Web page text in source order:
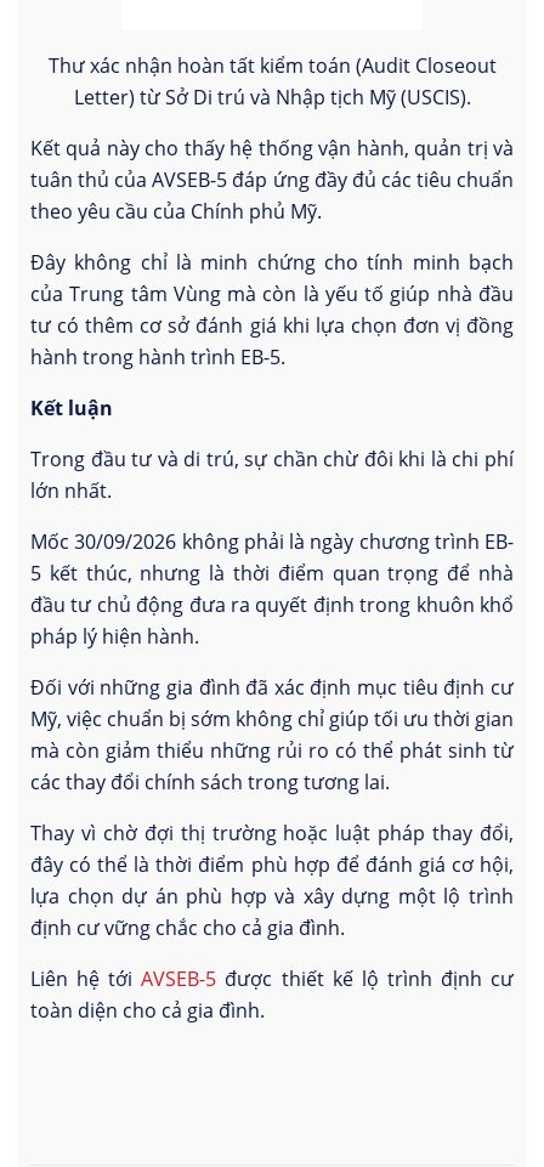
Thư xác nhận hoàn tất kiểm toán (Audit Closeout
Letter) từ Sở Di trú và Nhập tịch Mỹ (USCIS).
Kết quả này cho thấy hệ thống vận hành, quản trị và
tuân thủ của AVSEB-5 đáp ứng đầy đủ các tiêu chuẩn
theo yêu cầu của Chính phủ Mỹ.
Đây không chỉ là minh chứng cho tính minh bạch
của Trung tâm Vùng mà còn là yếu tố giúp nhà đầu
tư có thêm cơ sở đánh giá khi lựa chọn đơn vị đồng
hành trong hành trình EB-5.
Kết luận
Trong đầu tư và di trú, sự chần chừ đôi khi là chi phí
lớn nhất.
Mốc 30/09/2026 không phải là ngày chương trình EB-
5 kết thúc, nhưng là thời điểm quan trọng để nhà
đầu tư chủ động đưa ra quyết định trong khuôn khổ
pháp lý hiện hành.
Đối với những gia đình đã xác định mục tiêu định cư
Mỹ, việc chuẩn bị sớm không chỉ giúp tối ưu thời gian
mà còn giảm thiểu những rủi ro có thể phát sinh từ
các thay đổi chính sách trong tương lai.
Thay vì chờ đợi thị trường hoặc luật pháp thay đổi,
đây có thể là thời điểm phù hợp để đánh giá cơ hội,
lựa chọn dự án phù hợp và xây dựng một lộ trình
định cư vững chắc cho cả gia đình.
Liên hệ tớiAVSEB-5 được thiết kế lộ trình định cư
toàn diện cho cả gia đình.